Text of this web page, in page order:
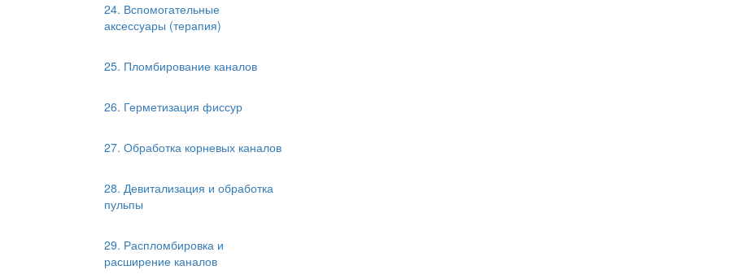
24. Вспомогательные
аксессуары (терапия)
25. Пломбирование каналов
26. Герметизация фиссур
27. Обработка корневых каналов
28. Девитализация и обработка
пульпы
29. Распломбировка и
расширение каналов